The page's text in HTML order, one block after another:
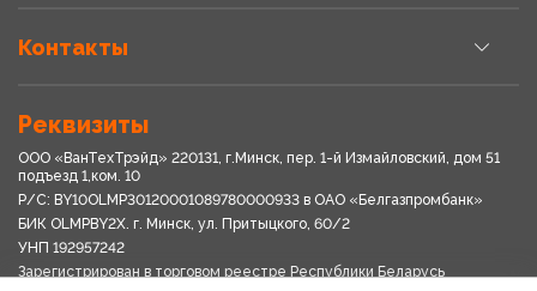
Контакты
Реквизиты
ООО «ВанТехТрэйд» 220131, г.Минск, пер. 1-й Измайловский, дом 51
подъезд 1,ком. 10
Р/С: BY10OLMP30120001089780000933 в OАО «Белгазпромбанк»
БИК OLMPBY2X. г. Минск, ул. Притыцкого, 60/2
УНП 192957242
Зарегистрирован в торговом реестре Республики Беларусь